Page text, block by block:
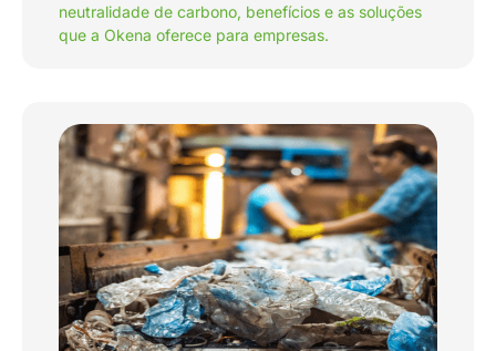
neutralidade de carbono, benefícios e as soluções
que a Okena oferece para empresas.